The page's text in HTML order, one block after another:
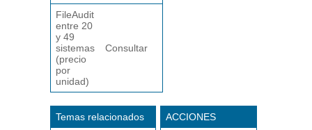
FileAudit
entre 20
y 49
sistemas
(precio
por
unidad)
Consultar
Temas relacionados ACCIONES